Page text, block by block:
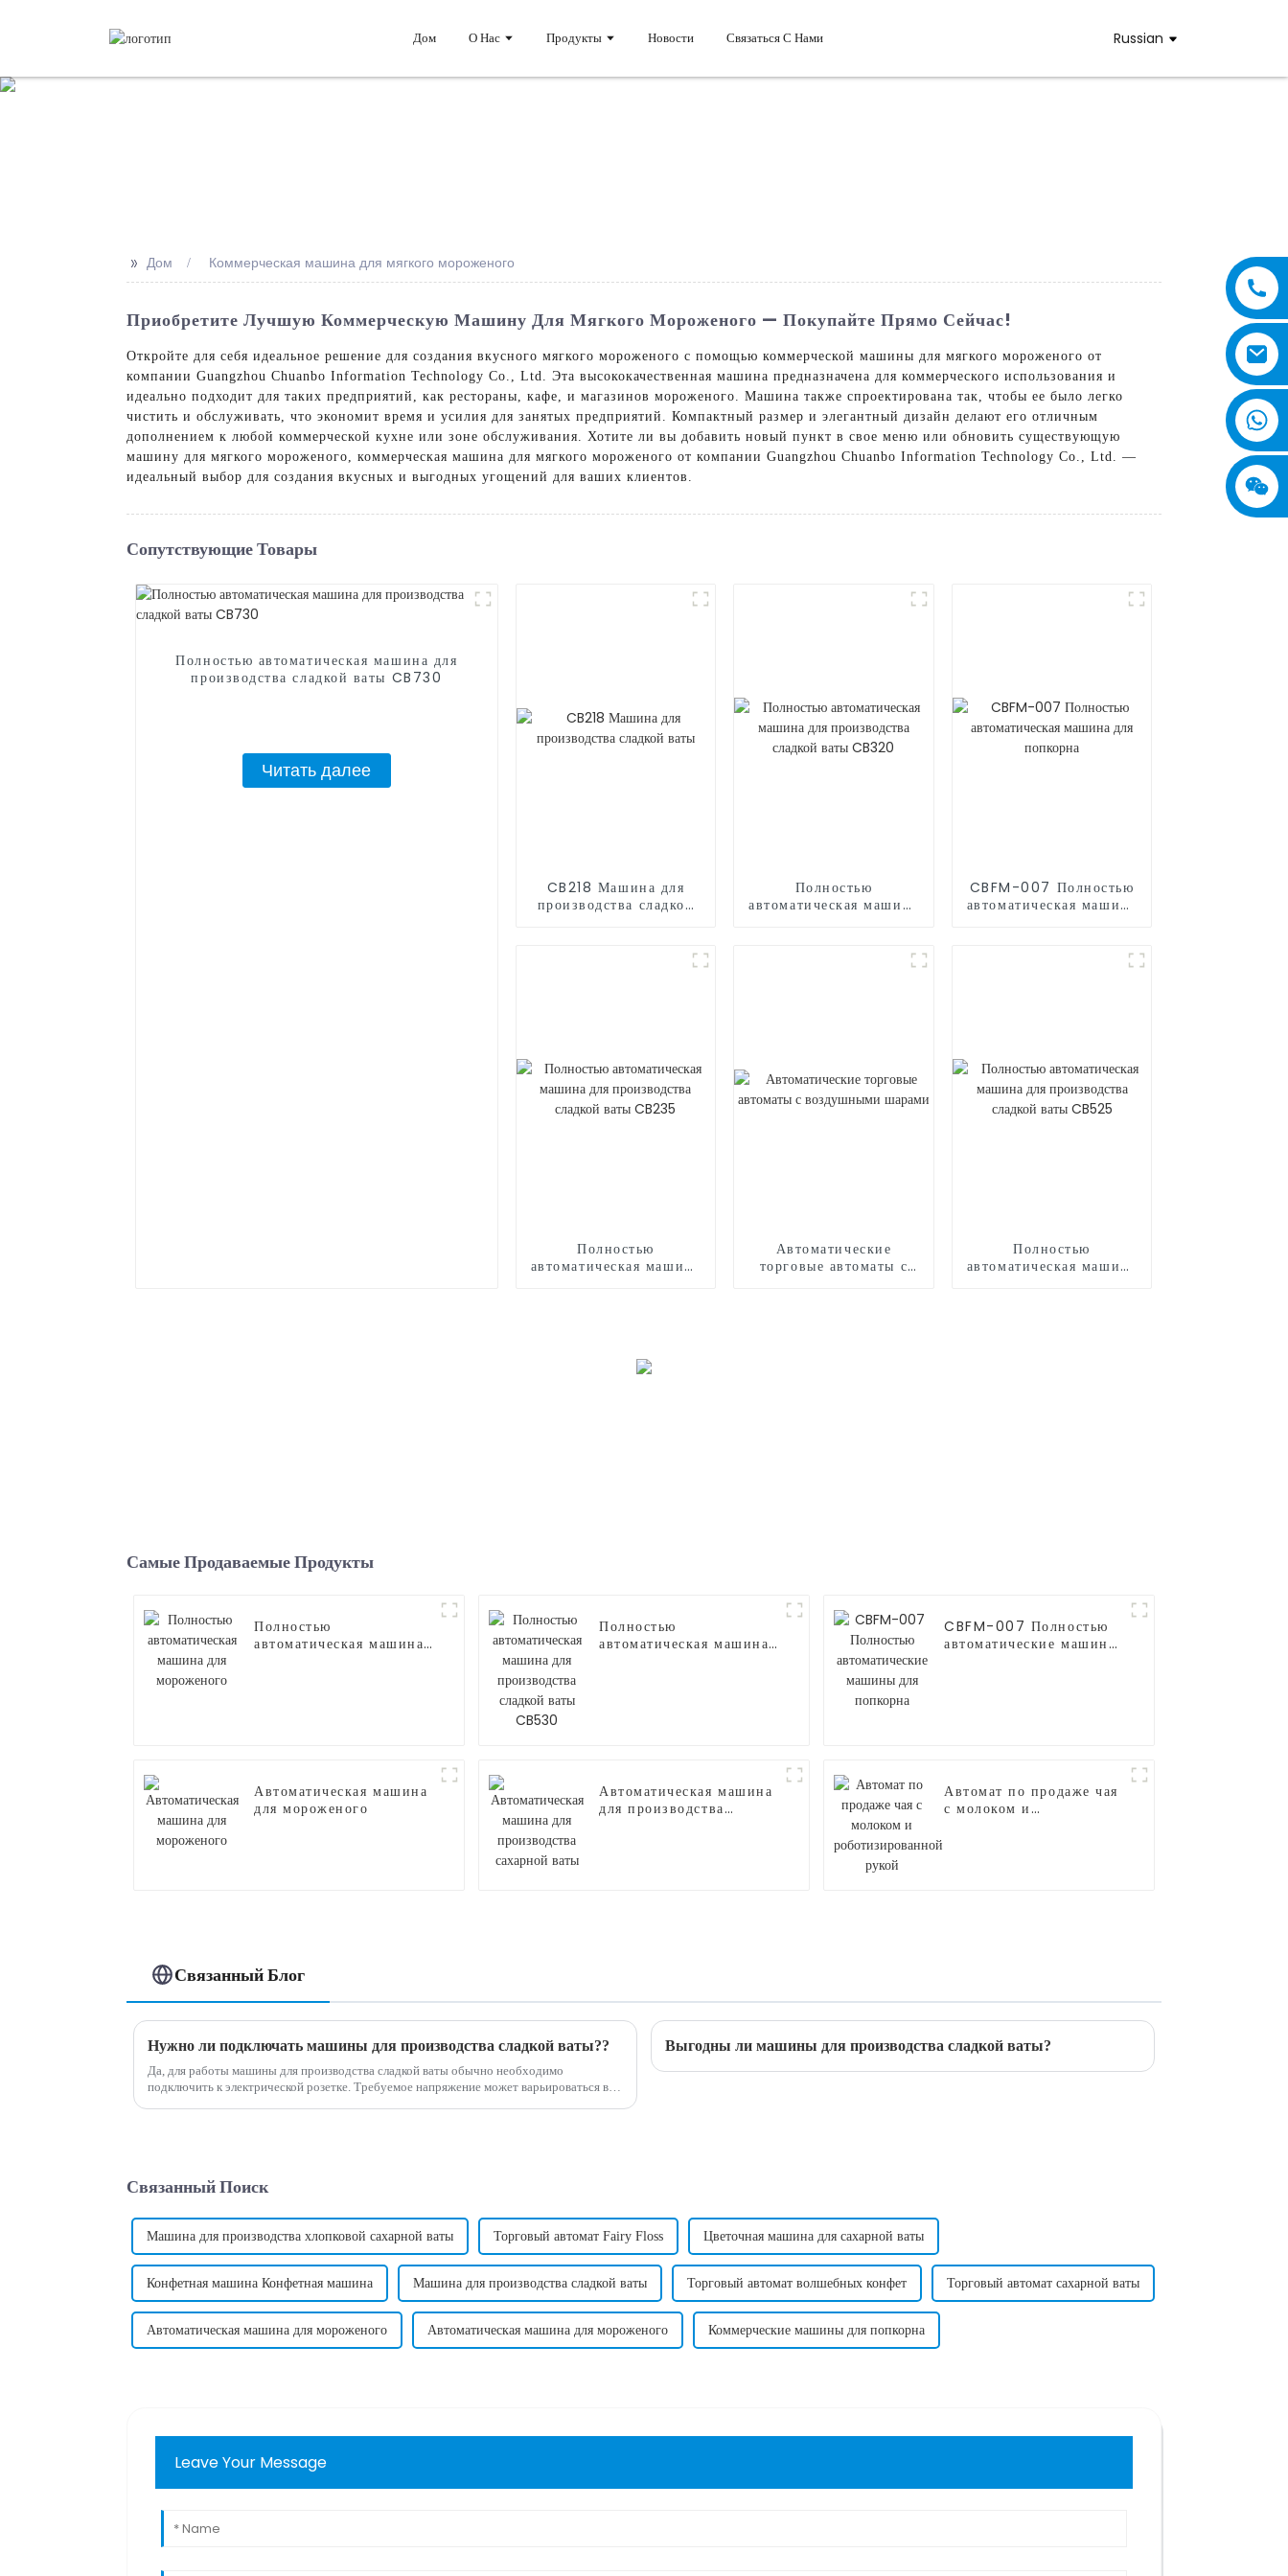
Дом О Нас Продукты Новости Связаться С Нами Russian
>> Дом Коммерческая машина для мягкого мороженого
Приобретите Лучшую Коммерческую Машину Для Мягкого Мороженого — Покупайте Прямо Сейчас!
Откройте для себя идеальное решение для создания вкусного мягкого мороженого с помощью коммерческой машины для мягкого мороженого от
компании Guangzhou Chuanbo Information Technology Co., Ltd. Эта высококачественная машина предназначена для коммерческого использования и
идеально подходит для таких предприятий, как рестораны, кафе, и магазинов мороженого. Машина также спроектирована так, чтобы ее было легко
чистить и обслуживать, что экономит время и усилия для занятых предприятий. Компактный размер и элегантный дизайн делают его отличным
дополнением к любой коммерческой кухне или зоне обслуживания. Хотите ли вы добавить новый пункт в свое меню или обновить существующую
машину для мягкого мороженого, коммерческая машина для мягкого мороженого от компании Guangzhou Chuanbo Information Technology Co., Ltd. —
идеальный выбор для создания вкусных и выгодных угощений для ваших клиентов.
Сопутствующие Товары
Полностью автоматическая машина для
производства сладкой ваты CB730
Читать далее
CB218 Машина для
производства сладкой
Полностью
автоматическая машина
CBFM-007 Полностью
автоматическая машина
Полностью
автоматическая машина
Автоматические
торговые автоматы с
Полностью
автоматическая машина
Самые Продаваемые Продукты
Полностью
автоматическая машина
Полностью
автоматическая машина
CBFM-007 Полностью
автоматические машины
Автоматическая машина
для мороженого
Автоматическая машина
для производства
Автомат по продаже чая
с молоком и
Связанный Блог
Нужно ли подключать машины для производства сладкой ваты??
Да, для работы машины для производства сладкой ваты обычно необходимо
подключить к электрической розетке. Требуемое напряжение может варьироваться в
Выгодны ли машины для производства сладкой ваты?
Связанный Поиск
Машина для производства хлопковой сахарной ваты Торговый автомат Fairy Floss Цветочная машина для сахарной ваты
Конфетная машина Конфетная машина Машина для производства сладкой ваты Торговый автомат волшебных конфет Торговый автомат сахарной ваты
Автоматическая машина для мороженого Автоматическая машина для мороженого Коммерческие машины для попкорна
Leave Your Message